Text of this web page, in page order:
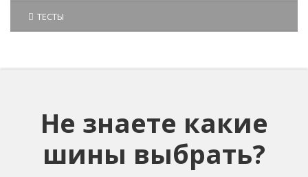
ТЕСТЫ
Не знаете какие
шины выбрать?